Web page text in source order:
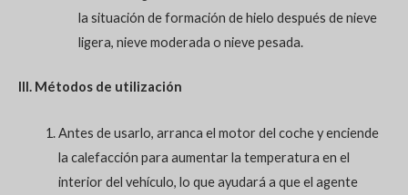
la situación de formación de hielo después de nieve
ligera, nieve moderada o nieve pesada.
III. Métodos de utilización
Antes de usarlo, arranca el motor del coche y enciende
la calefacción para aumentar la temperatura en el
interior del vehículo, lo que ayudará a que el agente